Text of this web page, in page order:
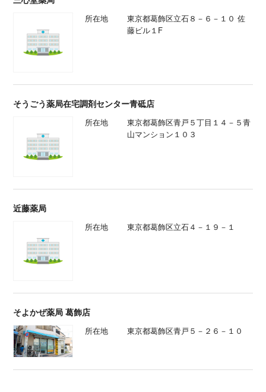
所在地
東京都葛飾区立石８－６－１０ 佐
藤ビル１F
そうごう薬局在宅調剤センター青砥店
所在地
東京都葛飾区青戸５丁目１４－５青
山マンション１０３
近藤薬局
所在地 東京都葛飾区立石４－１９－１
そよかぜ薬局 葛飾店
所在地 東京都葛飾区青戸５－２６－１０